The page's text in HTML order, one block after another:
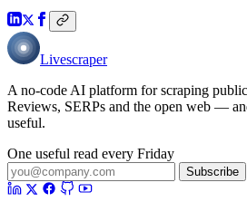
Livescraper
A no-code AI platform for scraping
Reviews, SERPs and the open web —
useful.
One useful read every Friday
Subscribe